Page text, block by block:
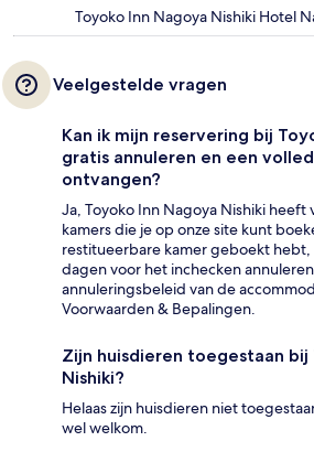
Toyoko Inn Nagoya Nishiki Hotel
Veelgestelde vragen
Kan ik mijn reservering bij
gratis annuleren en een
ontvangen?
Ja, Toyoko Inn Nagoya Nishiki
kamers die je op onze site kunt
restitueerbare kamer geboekt hebt,
dagen voor het inchecken
annuleringsbeleid van de
Voorwaarden & Bepalingen.
Zijn huisdieren toegestaan bij
Nishiki?
Helaas zijn huisdieren niet
wel welkom.